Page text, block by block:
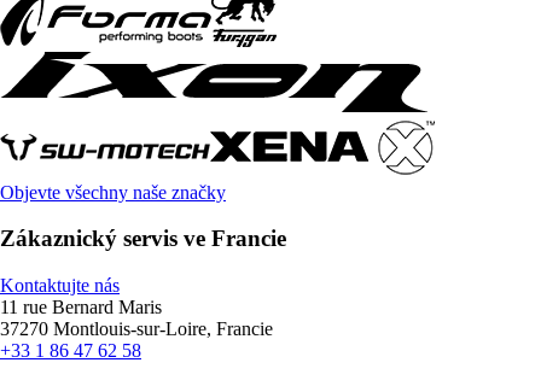
Objevte všechny naše značky
Zákaznický servis ve Francie
Kontaktujte nás
11 rue Bernard Maris
37270 Montlouis-sur-Loire, Francie
+33 1 86 47 62 58